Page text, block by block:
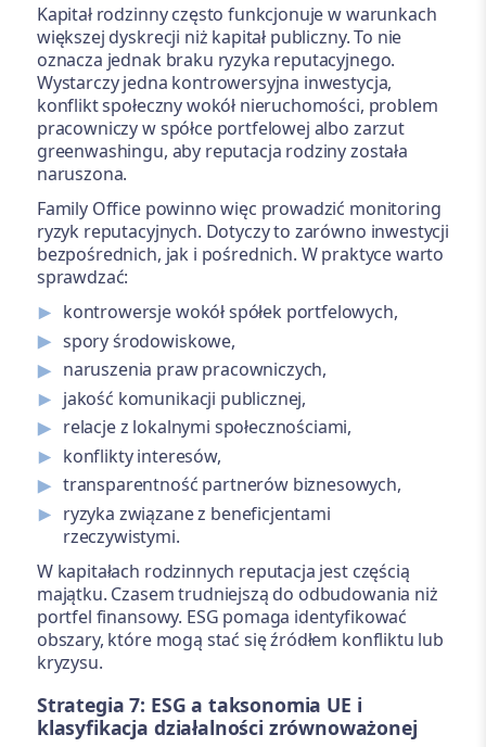
Kapitał rodzinny często funkcjonuje w warunkach
większej dyskrecji niż kapitał publiczny. To nie
oznacza jednak braku ryzyka reputacyjnego.
Wystarczy jedna kontrowersyjna inwestycja,
konflikt społeczny wokół nieruchomości, problem
pracowniczy w spółce portfelowej albo zarzut
greenwashingu, aby reputacja rodziny została
naruszona.
Family Office powinno więc prowadzić monitoring
ryzyk reputacyjnych. Dotyczy to zarówno inwestycji
bezpośrednich, jak i pośrednich. W praktyce warto
sprawdzać:
kontrowersje wokół spółek portfelowych,
spory środowiskowe,
naruszenia praw pracowniczych,
jakość komunikacji publicznej,
relacje z lokalnymi społecznościami,
konflikty interesów,
transparentność partnerów biznesowych,
ryzyka związane z beneficjentami
rzeczywistymi.
W kapitałach rodzinnych reputacja jest częścią
majątku. Czasem trudniejszą do odbudowania niż
portfel finansowy. ESG pomaga identyfikować
obszary, które mogą stać się źródłem konfliktu lub
kryzysu.
Strategia 7: ESG a taksonomia UE i
klasyfikacja działalności zrównoważonej